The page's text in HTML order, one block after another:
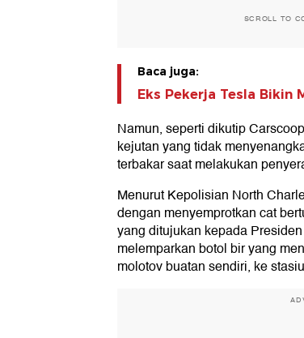
SCROLL TO
Baca juga:
Eks Pekerja Tesla Bikin
Namun, seperti dikutip
kejutan yang tidak
terbakar saat melakukan
Menurut Kepolisian North
dengan menyemprotkan cat
yang ditujukan kepada
melemparkan botol bir yang
molotov buatan sendiri, ke